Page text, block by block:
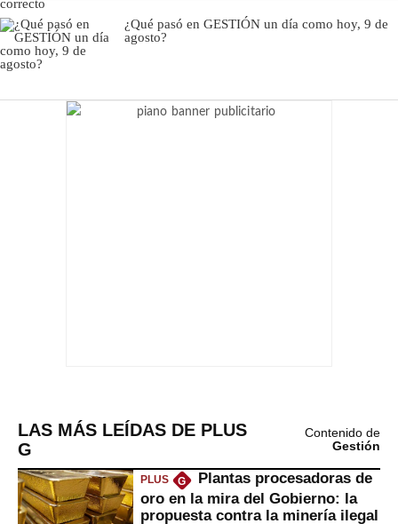
¿Qué pasó en GESTIÓN un día como hoy, 9 de
agosto?
LAS MÁS LEÍDAS DE PLUS
G
Contenido de
Gestión
PLUS G
Plantas procesadoras de
oro en la mira del Gobierno: la
propuesta contra la minería ilegal